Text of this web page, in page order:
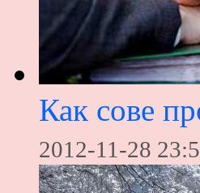
Как сове
2012-11-28